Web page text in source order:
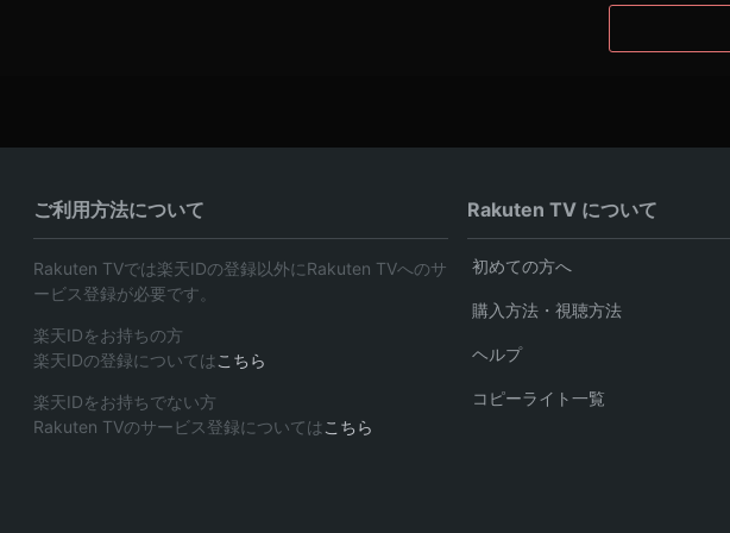
ご利用方法について
Rakuten TVでは楽天IDの登録以外にRakuten TVへのサ
ービス登録が必要です。
楽天IDをお持ちの方
楽天IDの登録については こちら
楽天IDをお持ちでない方
Rakuten TVのサービス登録については こちら
Rakuten TV について
初めての方へ
購入方法・視聴方法
ヘルプ
コピーライト一覧